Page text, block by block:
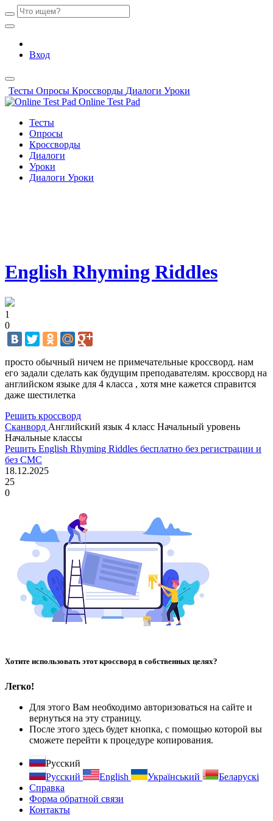
Вход
Тесты Опросы Кроссворды Диалоги Уроки
Online Test Pad
Тесты
Опросы
Кроссворды
Диалоги
Уроки
Диалоги Уроки
English Rhyming Riddles
1
0
просто обычный ничем не примечательные кроссворд. нам
его задали сделать как будущим преподавателям. кроссворд на
английском языке для 4 класса , хотя мне кажется справится
даже шестилетка
Решить кроссворд
Сканворд Английский язык 4 класс Начальный уровень
Начальные классы
Решить English Rhyming Riddles бесплатно без регистрации и
без СМС
18.12.2025
25
0
Хотите использовать этот кроссворд в собственных целях?
Легко!
Для этого Вам необходимо авторизоваться на сайте и
вернуться на эту страницу.
После этого здесь будет кнопка, с помощью которой вы
сможете перейти к процедуре копирования.
Русский
Русский
English Український
Беларускі
Справка
Форма обратной связи
Контакты